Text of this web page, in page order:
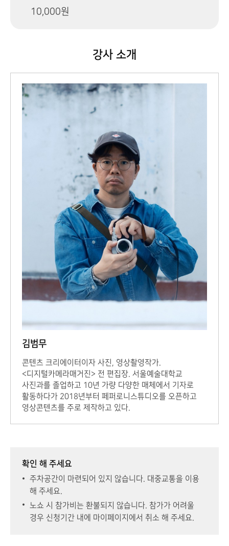
10,000원
강사 소개
김범무
콘텐츠 크리에이터이자 사진, 영상촬영작가.
<디지털카메라매거진> 전 편집장. 서울예술대학교
사진과를 졸업하고 10년 가량 다양한 매체에서 기자로
활동하다가 2018년부터 페퍼로니스튜디오를 오픈하고
영상콘텐츠를 주로 제작하고 있다.
확인 해 주세요
주차공간이 마련되어 있지 않습니다. 대중교통을 이용
해 주세요.
노쇼 시 참가비는 환불되지 않습니다. 참가가 어려울
경우 신청기간 내에 마이페이지에서 취소 해 주세요.